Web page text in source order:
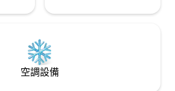
空調設備